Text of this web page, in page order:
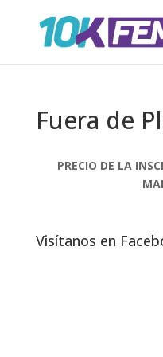
Fuera de
PRECIO DE LA
Visítanos en